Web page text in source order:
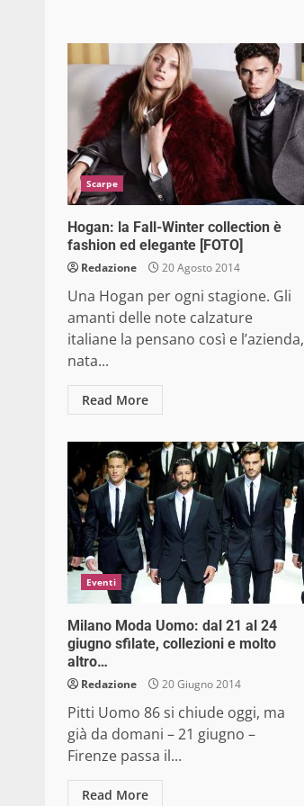
Scarpe
Hogan: la Fall-Winter collection è
fashion ed elegante [FOTO]
Redazione 20 Agosto 2014
Una Hogan per ogni stagione. Gli
amanti delle note calzature
italiane la pensano così e l’azienda,
nata...
Read More
Eventi
Milano Moda Uomo: dal 21 al 24
giugno sfilate, collezioni e molto
altro…
Redazione 20 Giugno 2014
Pitti Uomo 86 si chiude oggi, ma
già da domani – 21 giugno –
Firenze passa il...
Read More